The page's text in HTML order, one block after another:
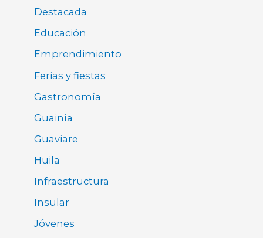
Destacada
Educación
Emprendimiento
Ferias y fiestas
Gastronomía
Guainía
Guaviare
Huila
Infraestructura
Insular
Jóvenes